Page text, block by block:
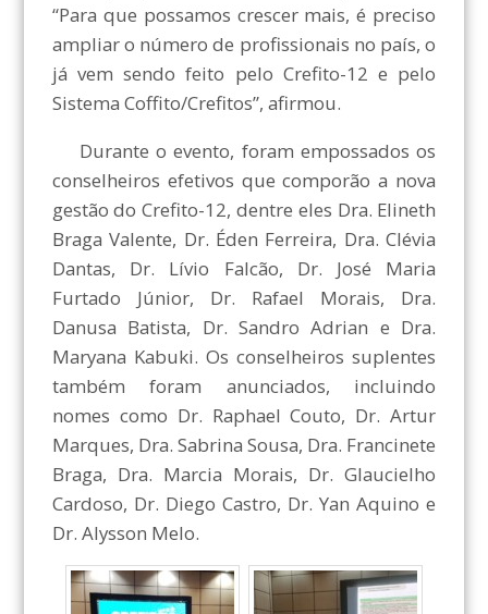
“Para que possamos crescer mais, é preciso
ampliar o número de profissionais no país, o
já vem sendo feito pelo Crefito-12 e pelo
Sistema Coffito/Crefitos”, afirmou.
Durante o evento, foram empossados os
conselheiros efetivos que comporão a nova
gestão do Crefito-12, dentre eles Dra. Elineth
Braga Valente, Dr. Éden Ferreira, Dra. Clévia
Dantas, Dr. Lívio Falcão, Dr. José Maria
Furtado Júnior, Dr. Rafael Morais, Dra.
Danusa Batista, Dr. Sandro Adrian e Dra.
Maryana Kabuki. Os conselheiros suplentes
também foram anunciados, incluindo
nomes como Dr. Raphael Couto, Dr. Artur
Marques, Dra. Sabrina Sousa, Dra. Francinete
Braga, Dra. Marcia Morais, Dr. Glaucielho
Cardoso, Dr. Diego Castro, Dr. Yan Aquino e
Dr. Alysson Melo.